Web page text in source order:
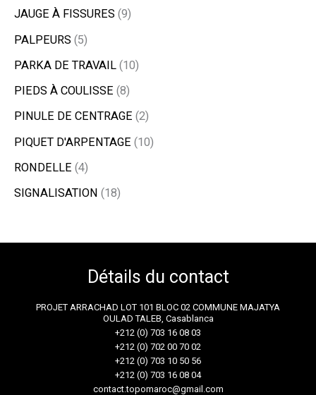
JAUGE À FISSURES 9
PALPEURS 5
PARKA DE TRAVAIL 10
PIEDS À COULISSE 8
PINULE DE CENTRAGE 2
PIQUET D'ARPENTAGE 10
RONDELLE 4
SIGNALISATION
18
Détails du contact
PROJET ARRACHAD LOT 101 BLOC 02 COMMUNE MAJATYA
OULAD TALEB, Casablanca
+212 (0) 703 16 08 03
+212 (0) 702 00 70 02
+212 (0) 703 10 50 56
+212 (0) 703 16 08 04
contact.topomaroc@gmail.com